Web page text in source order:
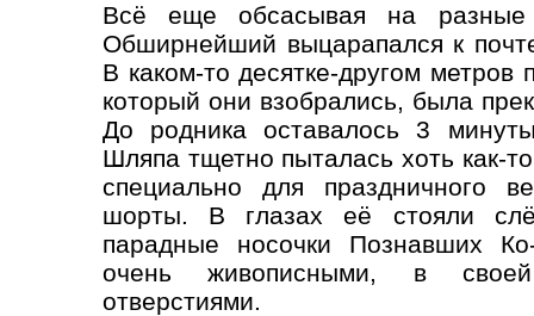
Всё еще обсасывая на
Обширнейший выцарапался к
В каком-то десятке-другом метров
который они взобрались, была
До родника оставалось 3
Шляпа тщетно пыталась хоть как-
специально для праздничного
шорты. В глазах её стояли
парадные носочки Познавших
очень живописными, в своей
отверстиями.